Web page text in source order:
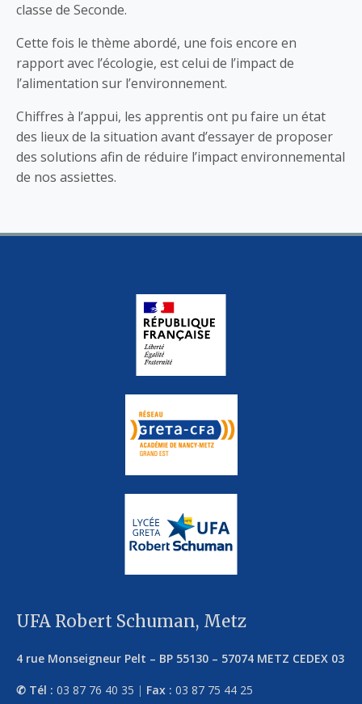
classe de Seconde.
Cette fois le thème abordé, une fois encore en
rapport avec l’écologie, est celui de l’impact de
l’alimentation sur l’environnement.
Chiffres à l’appui, les apprentis ont pu faire un état
des lieux de la situation avant d’essayer de proposer
des solutions afin de réduire l’impact environnemental
de nos assiettes.
UFA Robert Schuman, Metz
4 rue Monseigneur Pelt – BP 55130 – 57074 METZ CEDEX 03
Tél : 03 87 76 40 35 | Fax : 03 87 75 44 25